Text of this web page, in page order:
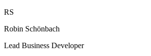
RS
Robin Schönbach
Lead Business Developer